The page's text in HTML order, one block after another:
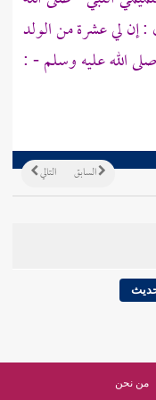
: إن لي عشرة من الولد
الله عليه وسلم - :
التالي السابق
من نحن